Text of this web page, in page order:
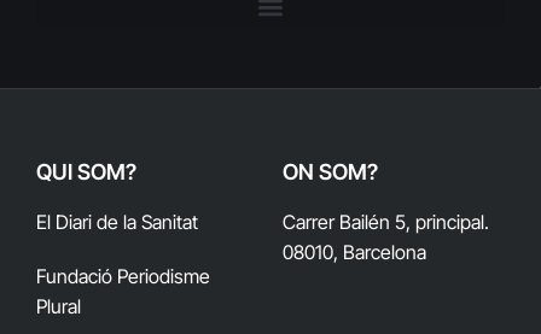
QUI SOM?
El Diari de la Sanitat
Fundació Periodisme
Plural
ON SOM?
Carrer Bailén 5, principal.
08010, Barcelona